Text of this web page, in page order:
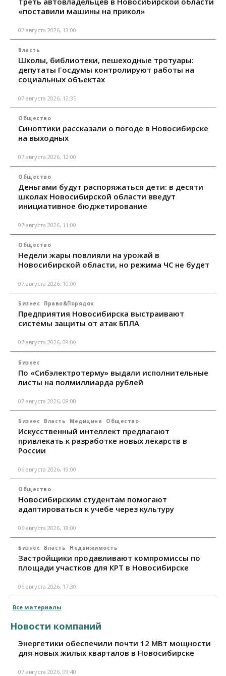
«поставили машины на прикол»
07 августа 2026, 13:00
Власть
Школы, библиотеки, пешеходные тротуары:
депутаты Госдумы контролируют работы на
социальных объектах
07 августа 2026, 12:35
Общество
Синоптики рассказали о погоде в Новосибирске
на выходных
07 августа 2026, 12:00
Общество
Деньгами будут распоряжаться дети: в десяти
школах Новосибирской области введут
инициативное бюджетирование
07 августа 2026, 11:00
Общество
Недели жары повлияли на урожай в
Новосибирской области, но режима ЧС не будет
07 августа 2026, 10:00
Бизнес Право&Порядок
Предприятия Новосибирска выстраивают
системы защиты от атак БПЛА
07 августа 2026, 09:00
Бизнес
По «Сибэлектротерму» выдали исполнительные
листы на полмиллиарда рублей
07 августа 2026, 08:00
Бизнес Власть Медицина Общество
Искусственный интеллект предлагают
привлекать к разработке новых лекарств в
России
06 августа 2026, 19:00
Общество
Новосибирским студентам помогают
адаптироваться к учебе через культуру
06 августа 2026, 18:00
Бизнес Власть Недвижимость
Застройщики продавливают компромиссы по
площади участков для КРТ в Новосибирске
06 августа 2026, 17:30
Все материалы
Новости компаний
Энергетики обеспечили почти 12 МВт мощности
для новых жилых кварталов в Новосибирске
07 августа 2026, 09:40